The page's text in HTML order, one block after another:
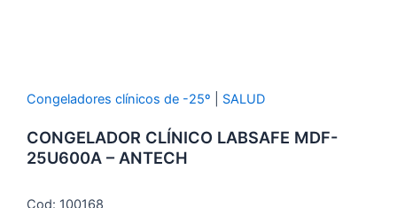
Congeladores clínicos de -25º SALUD
CONGELADOR CLÍNICO LABSAFE MDF-
25U600A – ANTECH
Cod: 100168